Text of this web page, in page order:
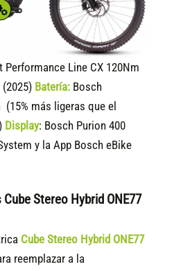
Performance Line CX 120Nm
(2025) Batería: Bosch
(15% más ligeras que el
Display: Bosch Purion 400
y la App Bosch eBike
Stereo Hybrid ONE77
Cube Stereo Hybrid ONE77
reemplazar a la